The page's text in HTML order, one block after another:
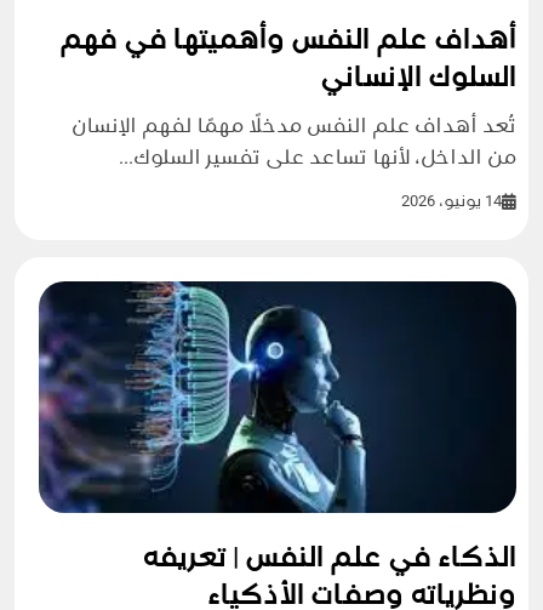
أهداف علم النفس وأهميتها في فهم
السلوك الإنساني
تُعد أهداف علم النفس مدخلًا مهمًا لفهم الإنسان
من الداخل، لأنها تساعد على تفسير السلوك...
14 يونيو، 2026
الذكاء في علم النفس | تعريفه
ونظرياته وصفات الأذكياء